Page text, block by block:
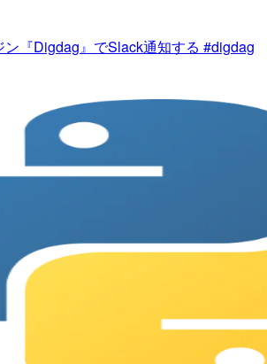
ン『Digdag』でSlack通知する #digdag